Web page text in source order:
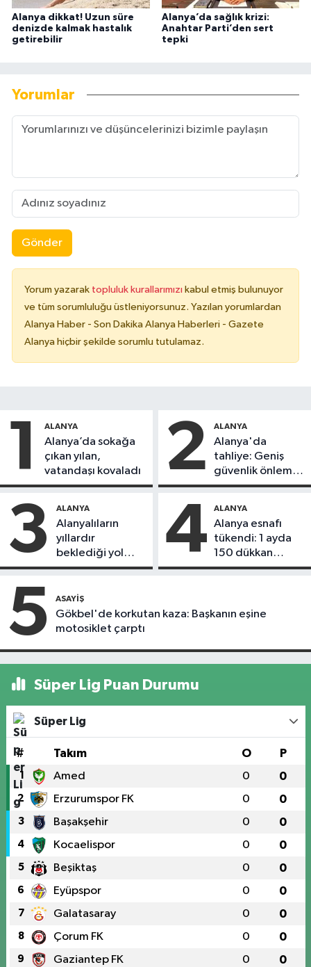
Alanya dikkat! Uzun süre
denizde kalmak hastalık
getirebilir
Alanya’da sağlık krizi:
Anahtar Parti’den sert
tepki
Yorumlar
Gönder
Yorum yazarak topluluk kurallarımızı kabul etmiş bulunuyor
ve tüm sorumluluğu üstleniyorsunuz. Yazılan yorumlardan
Alanya Haber - Son Dakika Alanya Haberleri - Gazete
Alanya hiçbir şekilde sorumlu tutulamaz.
1 ALANYA
Alanya’da sokağa
çıkan yılan,
vatandaşı kovaladı
2 ALANYA
Alanya'da
tahliye: Geniş
güvenlik önlemi
alındı
3 ALANYA
Alanyalıların
yıllardır
beklediği yol
askıdan döndü
4 ALANYA
Alanya esnafı
tükendi: 1 ayda
150 dükkan
kapandı
5 ASAYIŞ
Gökbel'de korkutan kaza: Başkanın eşine
motosiklet çarptı
Süper Lig Puan Durumu
Süper Lig
# Takım O P
1 Amed 0 0
2 Erzurumspor FK 0 0
3 Başakşehir 0 0
4 Kocaelispor 0 0
5 Beşiktaş 0 0
6 Eyüpspor 0 0
7 Galatasaray 0 0
8 Çorum FK 0 0
9 Gaziantep FK 0 0